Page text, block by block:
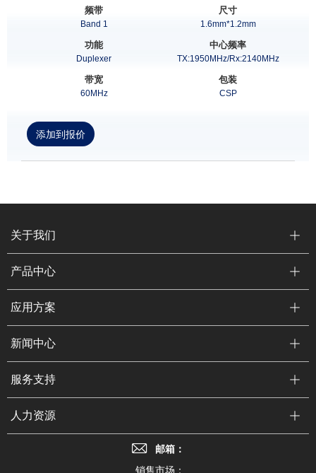
频带
Band 1
尺寸
1.6mm*1.2mm
功能
Duplexer
中心频率
TX:1950MHz/Rx:2140MHz
带宽
60MHz
包装
CSP
添加到报价
关于我们
产品中心
应用方案
新闻中心
服务支持
人力资源
邮箱：
销售市场：